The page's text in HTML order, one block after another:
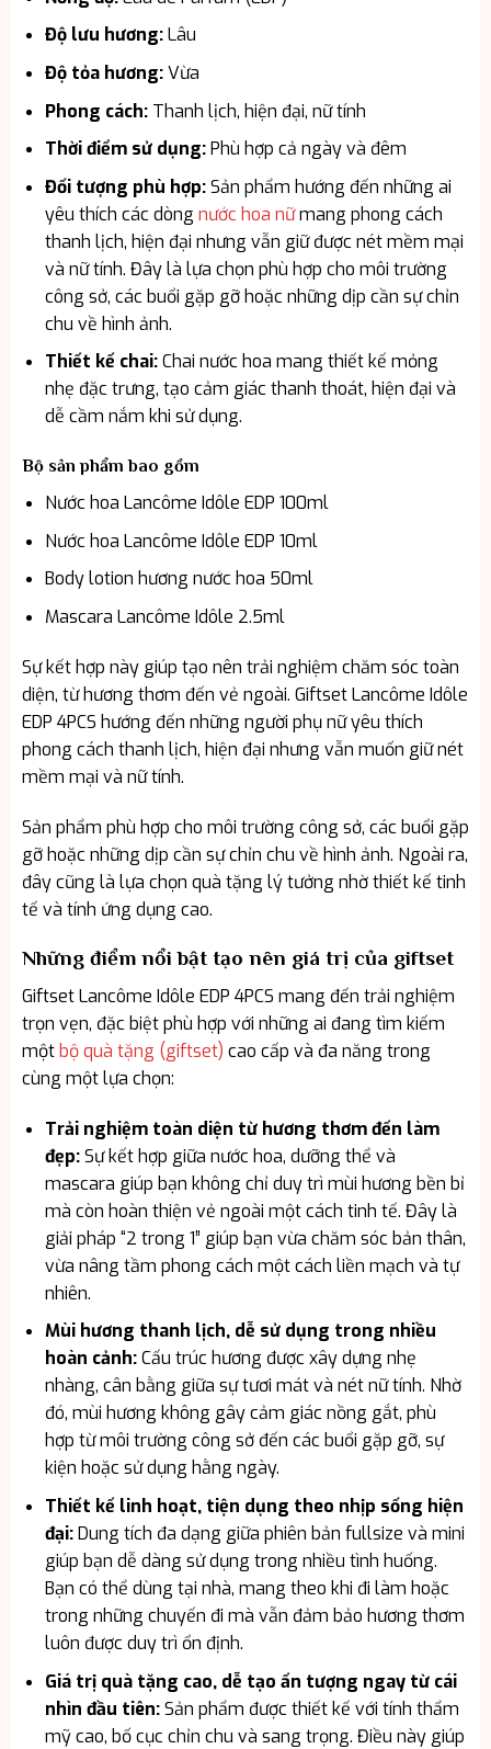
Độ lưu hương:Lâu
Độ tỏa hương:Vừa
Phong cách:Thanh lịch, hiện đại, nữ tính
Thời điểm sử dụng:Phù hợp cả ngày và đêm
Đối tượng phù hợp:Sản phẩm hướng đến những ai
yêu thích các dòng nước hoa nữmang phong cách
thanh lịch, hiện đại nhưng vẫn giữ được nét mềm mại
và nữ tính. Đây là lựa chọn phù hợp cho môi trường
công sở, các buổi gặp gỡ hoặc những dịp cần sự chỉn
chu về hình ảnh.
Thiết kế chai:Chai nước hoa mang thiết kế mỏng
nhẹ đặc trưng, tạo cảm giác thanh thoát, hiện đại và
dễ cầm nắm khi sử dụng.
Bộ sản phẩm bao gồm
Nước hoa Lancôme Idôle EDP 100ml
Nước hoa Lancôme Idôle EDP 10ml
Body lotion hương nước hoa 50ml
Mascara Lancôme Idôle 2.5ml
Sự kết hợp này giúp tạo nên trải nghiệm chăm sóc toàn
diện, từ hương thơm đến vẻ ngoài. Giftset Lancôme Idôle
EDP 4PCS hướng đến những người phụ nữ yêu thích
phong cách thanh lịch, hiện đại nhưng vẫn muốn giữ nét
mềm mại và nữ tính.
Sản phẩm phù hợp cho môi trường công sở, các buổi gặp
gỡ hoặc những dịp cần sự chỉn chu về hình ảnh. Ngoài ra,
đây cũng là lựa chọn quà tặng lý tưởng nhờ thiết kế tinh
tế và tính ứng dụng cao.
Những điểm nổi bật tạo nên giá trị của giftset
Giftset Lancôme Idôle EDP 4PCS mang đến trải nghiệm
trọn vẹn, đặc biệt phù hợp với những ai đang tìm kiếm
một bộ quà tặng (giftset) cao cấp và đa năng trong
cùng một lựa chọn:
Trải nghiệm toàn diện từ hương thơm đến làm
đẹp:Sự kết hợp giữa nước hoa, dưỡng thể và
mascara giúp bạn không chỉ duy trì mùi hương bền bỉ
mà còn hoàn thiện vẻ ngoài một cách tinh tế. Đây là
giải pháp “2 trong 1” giúp bạn vừa chăm sóc bản thân,
vừa nâng tầm phong cách một cách liền mạch và tự
nhiên.
Mùi hương thanh lịch, dễ sử dụng trong nhiều
hoàn cảnh:Cấu trúc hương được xây dựng nhẹ
nhàng, cân bằng giữa sự tươi mát và nét nữ tính. Nhờ
đó, mùi hương không gây cảm giác nồng gắt, phù
hợp từ môi trường công sở đến các buổi gặp gỡ, sự
kiện hoặc sử dụng hằng ngày.
Thiết kế linh hoạt, tiện dụng theo nhịp sống hiện
đại:Dung tích đa dạng giữa phiên bản fullsize và mini
giúp bạn dễ dàng sử dụng trong nhiều tình huống.
Bạn có thể dùng tại nhà, mang theo khi đi làm hoặc
trong những chuyến đi mà vẫn đảm bảo hương thơm
luôn được duy trì ổn định.
Giá trị quà tặng cao, dễ tạo ấn tượng ngay từ cái
nhìn đầu tiên:Sản phẩm được thiết kế với tính thẩm
mỹ cao, bố cục chỉn chu và sang trọng. Điều này giúp